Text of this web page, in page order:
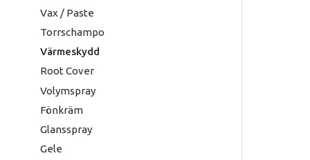
Vax / Paste
Torrschampo
Värmeskydd
Root Cover
Volymspray
Fönkräm
Glansspray
Gele